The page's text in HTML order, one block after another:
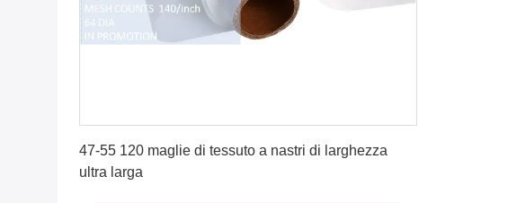
47-55 120 maglie di tessuto a nastri di larghezza
ultra larga